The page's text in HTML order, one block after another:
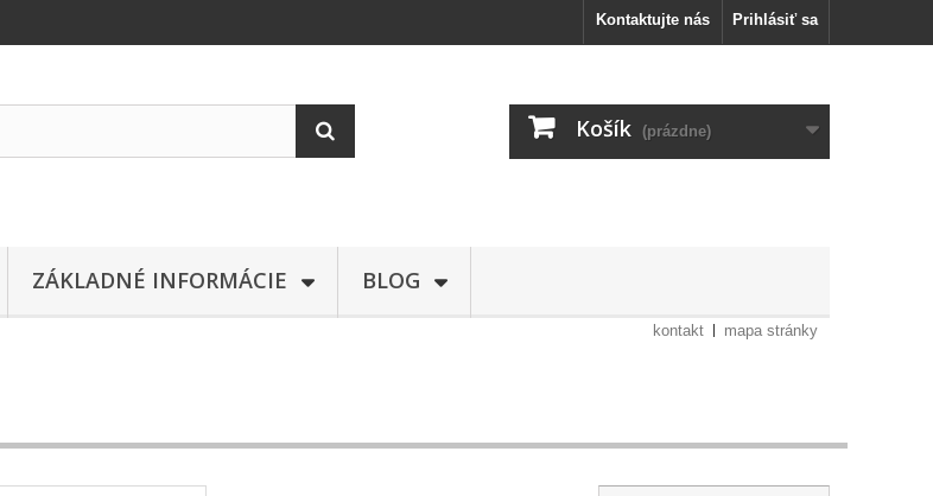
Prihlásiť sa
Kontaktujte nás
Košík (prázdne)
ZÁKLADNÉ INFORMÁCIE BLOG
kontakt mapa stránky